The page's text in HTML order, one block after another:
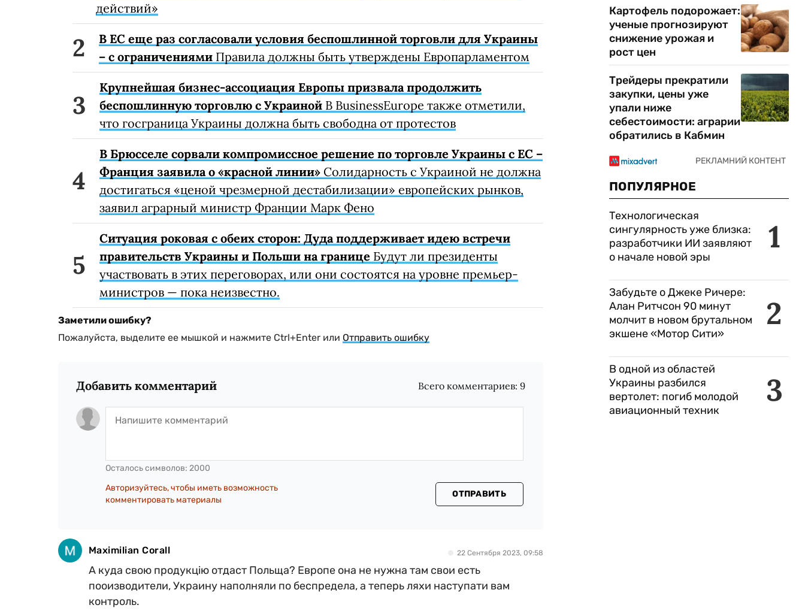
действий»
В ЕС еще раз согласовали условия беспошлинной торговли для Украины
– с ограничениями Правила должны быть утверждены Европарламентом
Крупнейшая бизнес-ассоциация Европы призвала продолжить
беспошлинную торговлю с Украиной В BusinessEurope также отметили,
что госграница Украины должна быть свободна от протестов
В Брюсселе сорвали компромиссное решение по торговле Украины с ЕС –
Франция заявила о «красной линии» Солидарность с Украиной не должна
достигаться «ценой чрезмерной дестабилизации» европейских рынков,
заявил аграрный министр Франции Марк Фено
Ситуация роковая с обеих сторон: Дуда поддерживает идею встречи
правительств Украины и Польши на границе Будут ли президенты
участвовать в этих переговорах, или они состоятся на уровне премьер-
министров — пока неизвестно.
Заметили ошибку?
Пожалуйста, выделите ее мышкой и нажмите Ctrl+Enter или Отправить ошибку
Добавить комментарий Всего комментариев:9
Осталось символов: 2000
Авторизуйтесь, чтобы иметь возможность
комментировать материалы
ОТПРАВИТЬ
Maximilian Corall 22 Сентября 2023, 09:58
А куда свою продукцію отдаст Польща? Европе она не нужна там свои есть
пооизводители, Украину наполняли по беспредела, а теперь ляхи наступати вам
контроль.
Картофель подорожает:
ученые прогнозируют
снижение урожая и
рост цен
Трейдеры прекратили
закупки, цены уже
упали ниже
себестоимости: аграрии
обратились в Кабмин
ПОПУЛЯРНОЕ
1
Технологическая
сингулярность уже близка:
разработчики ИИ заявляют
о начале новой эры
2
Забудьте о Джеке Ричере:
Алан Ритчсон 90 минут
молчит в новом брутальном
экшене «Мотор Сити»
3
В одной из областей
Украины разбился
вертолет: погиб молодой
авиационный техник